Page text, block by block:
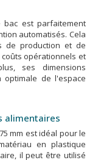
bac est parfaitement
automatisés. Cela
de production et de
opérationnels et
ses dimensions
optimale de l'espace
alimentaires
mm est idéal pour le
en plastique
il peut être utilisé